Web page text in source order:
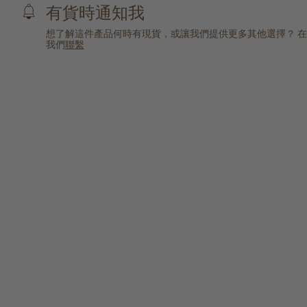
有貨時通知我
想了解這件產品何時有現貨，或讓我們提供更多其他選擇？
我們聯繫